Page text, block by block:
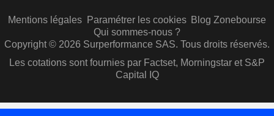
Mentions légales Paramétrer les cookies Blog Zonebourse
Qui sommes-nous ?
Copyright © 2026 Surperformance SAS. Tous droits réservés.
Les cotations sont fournies par Factset, Morningstar et S&P
Capital IQ